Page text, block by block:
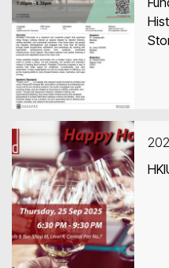
Stories from